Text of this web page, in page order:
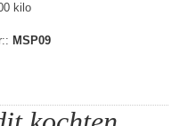
kilo
MSP09